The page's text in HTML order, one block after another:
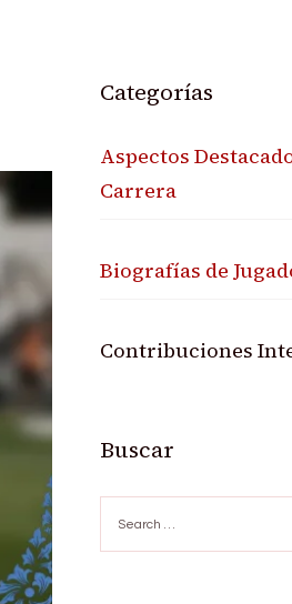
Categorías
Aspectos
Carrera
Biografías de
Contribuciones
Buscar
for: